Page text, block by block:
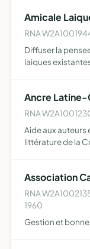
facilite…
Amicale
RNA
Diffuser la
laiques
Ancre
RNA
Aide aux auteurs
littérature de la
Association
RNA
1960
Gestion et